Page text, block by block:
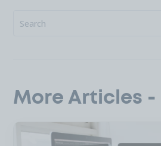
More Articles -